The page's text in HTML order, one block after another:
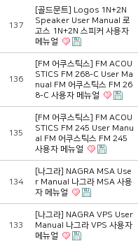
137
[골드문트] Logos 1N+2N
Speaker User Manual 로
고스 1N+2N 스피커 사용자
메뉴얼
136
[FM 어쿠스틱스] FM ACOU
STICS FM 268-C User Ma
nual FM 어쿠스틱스 FM 26
8-C 사용자 메뉴얼
135
[FM 어쿠스틱스] FM ACOU
STICS FM 245 User Manu
al FM 어쿠스틱스 FM 245
사용자 메뉴얼
134
[나그라] NAGRA MSA Use
r Manual 나그라 MSA 사용
자 메뉴얼
133
[나그라] NAGRA VPS User
Manual 나그라 VPS 사용자
메뉴얼